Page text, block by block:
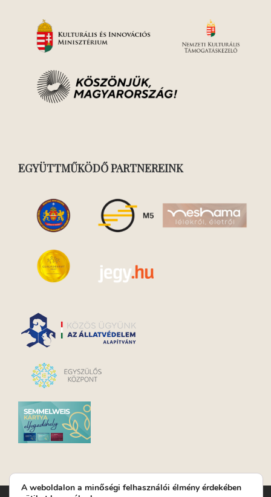
EGYÜTTMŰKÖDŐ PARTNEREINK
A weboldalon a minőségi felhasználói élmény érdekében